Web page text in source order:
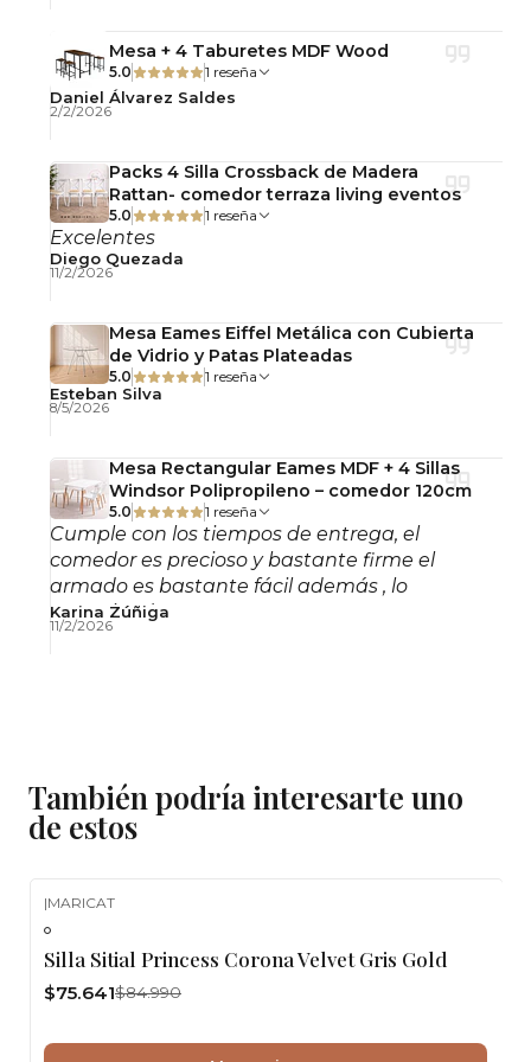
Su diseño soporta hasta 100 kg, manteniendo
firmeza, comodidad y presencia estética en el
Detalles del Producto
Ancho: 52 cm
Alto de espaldar: 80 cm
Resistencia: Hasta 100 kg
Base: Metal con acabado dorado
Incluye: Cojín acolchado
Uso: Interior
Producto armado: No
Usos Recomendados
Recepciones
Hoteles
Airbnb y proyectos inmobiliarios
Beneficios del Producto
visual
Mesa + 4 Taburetes MDF Wood
5.0 1 reseña
Daniel Álvarez Saldes
2/2/2026
Packs 4 Silla Crossback de Madera
Rattan- comedor terraza living eventos
5.0 1 reseña
Excelentes
Diego Quezada
11/2/2026
Mesa Eames Eiffel Metálica con Cubierta
de Vidrio y Patas Plateadas
5.0 1 reseña
Esteban Silva
8/5/2026
Mesa Rectangular Eames MDF + 4 Sillas
Windsor Polipropileno – comedor 120cm
5.0 1 reseña
Cumple con los tiempos de entrega, el
comedor es precioso y bastante firme el
armado es bastante fácil además , lo
recomiendo!
Karina Zúñiga
11/2/2026
También podría interesarte uno
de estos
|MARICAT
Silla Sitial Princess Corona Velvet Gris Gold
$75.641$84.990